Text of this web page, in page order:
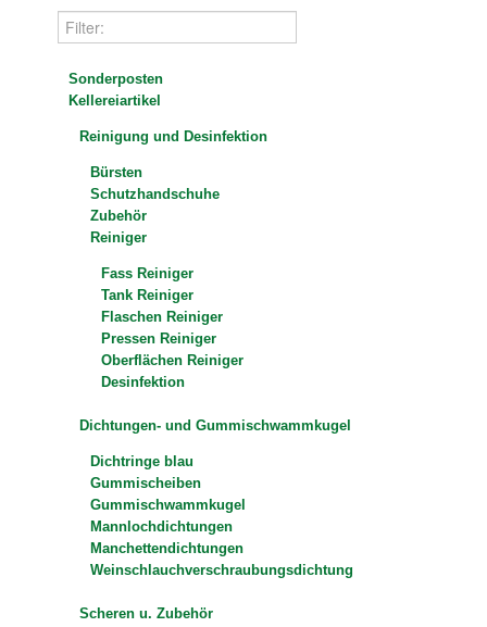
Sonderposten
Kellereiartikel
Reinigung und Desinfektion
Bürsten
Schutzhandschuhe
Zubehör
Reiniger
Fass Reiniger
Tank Reiniger
Flaschen Reiniger
Pressen Reiniger
Oberflächen Reiniger
Desinfektion
Dichtungen- und Gummischwammkugel
Dichtringe blau
Gummischeiben
Gummischwammkugel
Mannlochdichtungen
Manchettendichtungen
Weinschlauchverschraubungsdichtung
Scheren u. Zubehör